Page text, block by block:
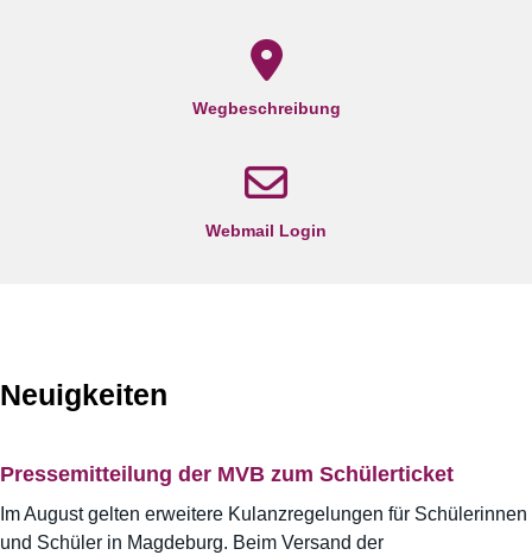
Wegbeschreibung
Webmail Login
Neuigkeiten
Pressemitteilung der MVB zum Schülerticket
Im August gelten erweitere Kulanzregelungen für Schülerinnen
und Schüler in Magdeburg. Beim Versand der